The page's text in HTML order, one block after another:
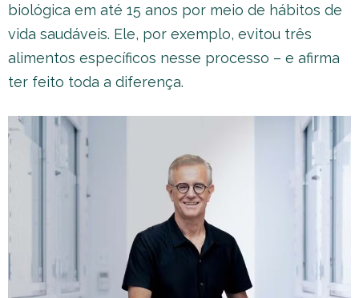
biológica em até 15 anos por meio de hábitos de
vida saudáveis. Ele, por exemplo, evitou três
alimentos específicos nesse processo – e afirma
ter feito toda a diferença.